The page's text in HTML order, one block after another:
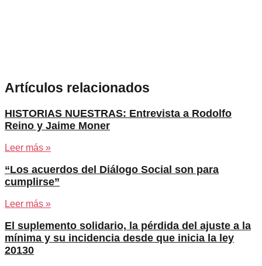
Artículos relacionados
HISTORIAS NUESTRAS: Entrevista a Rodolfo
Reino y Jaime Moner
Leer más »
“Los acuerdos del Diálogo Social son para
cumplirse”
Leer más »
El suplemento solidario, la pérdida del ajuste a la
mínima y su incidencia desde que inicia la ley
20130